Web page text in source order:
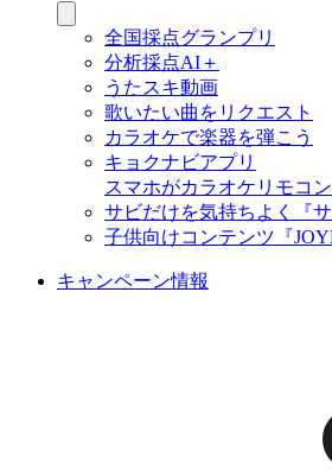
全国採点グランプリ
分析採点AI＋
うたスキ動画
歌いたい曲をリクエスト
カラオケで楽器を弾こう
キョクナビアプリ
スマホがカラオケリモコン
サビだけを気持ちよく『サ
子供向けコンテンツ『
キャンペーン情報